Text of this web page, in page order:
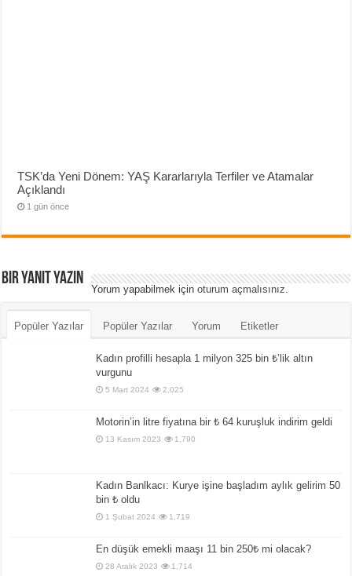
TSK’da Yeni Dönem: YAŞ Kararlarıyla Terfiler ve Atamalar
Açıklandı
1 gün önce
Bir yanıt yazın
Yorum yapabilmek içinoturum açmalısınız
Popüler Yazılar Popüler Yazılar Yorum Etiketler
Kadın profilli hesapla 1 milyon 325 bin ₺’lik altın
vurgunu
5 Mart 2024 2,025
Motorin’in litre fiyatına bir ₺ 64 kuruşluk indirim geldi
13 Kasım 2023 1,790
Kadın Banlkacı: Kurye işine başladım aylık gelirim 50
bin ₺ oldu
1 Şubat 2024 1,719
En düşük emekli maaşı 11 bin 250₺ mi olacak?
28 Aralık 2023 1,714